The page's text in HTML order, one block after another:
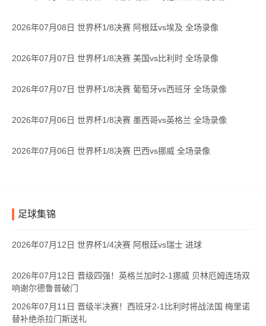
2026年07月08日 世界杯1/8决赛 阿根廷vs埃及 全场录像
2026年07月07日 世界杯1/8决赛 美国vs比利时 全场录像
2026年07月07日 世界杯1/8决赛 葡萄牙vs西班牙 全场录像
2026年07月06日 世界杯1/8决赛 墨西哥vs英格兰 全场录像
2026年07月06日 世界杯1/8决赛 巴西vs挪威 全场录像
足球集锦
2026年07月12日 世界杯1/4决赛 阿根廷vs瑞士 进球
2026年07月12日 晋级四强！英格兰加时2-1挪威 贝林厄姆连场双
响谢尔德鲁普破门
2026年07月11日 晋级半决赛！西班牙2-1比利时将战法国 梅里诺
替补绝杀拉门斯送礼